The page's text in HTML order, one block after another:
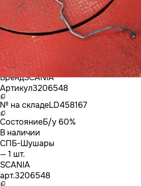
БрендSCANIA
Артикул3206548
№ на складеLD458167
СостояниеБ/у 60%
В наличии
СПБ-Шушары
— 1 шт.
SCANIA
арт.3206548